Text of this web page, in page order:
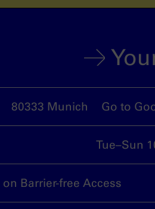
80333 Munich Go to
Tue–Sun
Barrier-free Access